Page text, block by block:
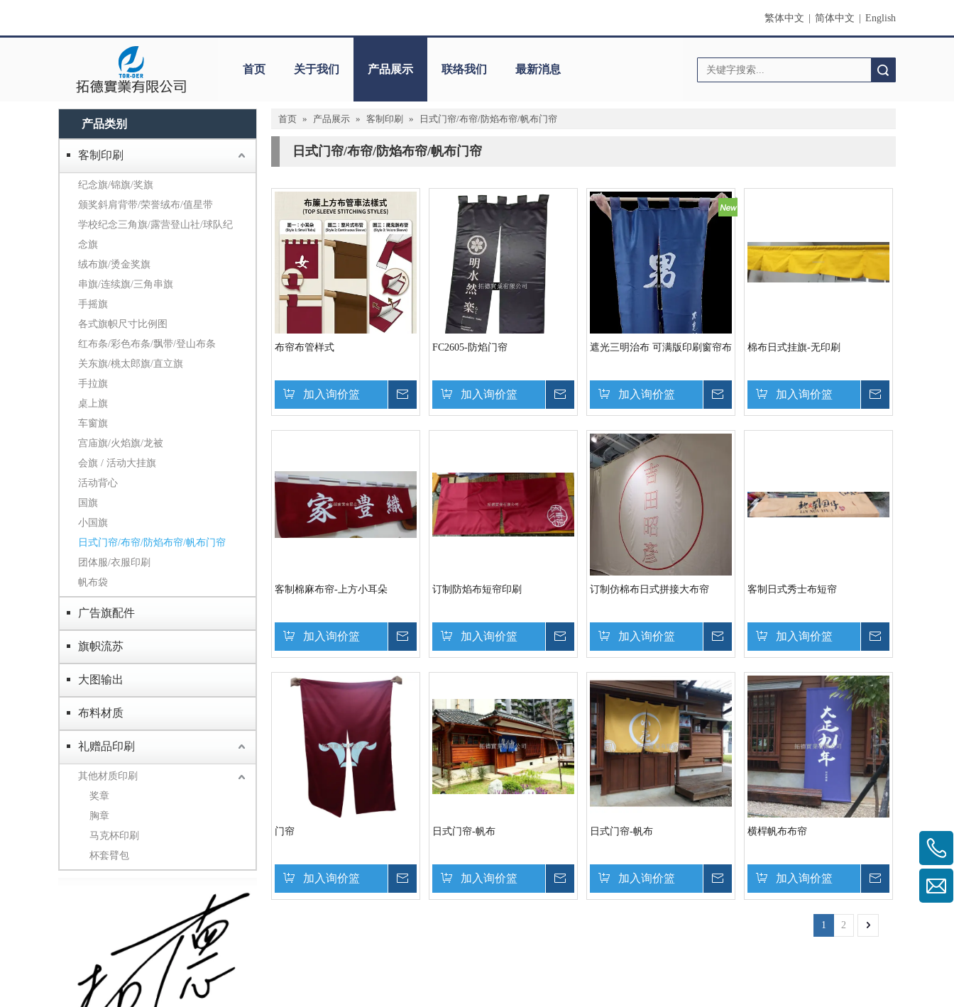
繁体中文 简体中文 English
首页 关于我们 产品展示 联络我们 最新消息
产品类别
客制印刷
纪念旗/锦旗/奖旗
颁奖斜肩背带/荣誉绒布/值星带
学校纪念三角旗/露营登山社/球队纪
念旗
绒布旗/烫金奖旗
串旗/连续旗/三角串旗
手摇旗
各式旗帜尺寸比例图
红布条/彩色布条/飘带/登山布条
关东旗/桃太郎旗/直立旗
手拉旗
桌上旗
车窗旗
宫庙旗/火焰旗/龙被
会旗 / 活动大挂旗
活动背心
国旗
小国旗
日式门帘/布帘/防焰布帘/帆布门帘
团体服/衣服印刷
帆布袋
广告旗配件
旗帜流苏
大图输出
布料材质
礼赠品印刷
其他材质印刷
奖章
胸章
马克杯印刷
杯套臂包
首页 » 产品展示 » 客制印刷 » 日式门帘/布帘/防焰布帘/帆布门帘
日式门帘/布帘/防焰布帘/帆布门帘
布帘布管样式
加入询价篮
FC2605-防焰门帘
加入询价篮
遮光三明治布 可满版印刷窗帘布
加入询价篮
棉布日式挂旗-无印刷
加入询价篮
客制棉麻布帘-上方小耳朵
加入询价篮
订制防焰布短帘印刷
加入询价篮
订制仿棉布日式拼接大布帘
加入询价篮
客制日式秀士布短帘
加入询价篮
门帘
加入询价篮
日式门帘-帆布
加入询价篮
日式门帘-帆布
加入询价篮
横桿帆布布帘
加入询价篮
1 2